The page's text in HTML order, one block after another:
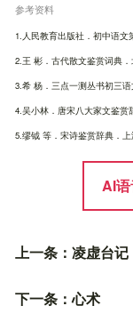
参考资料
1.人民教育出版社．初中语文
2.王 彬．古代散文鉴赏词典
3.希 杨．三点一测丛书初三
4.吴小林．唐宋八大家文鉴赏
5.缪钺 等．宋诗鉴赏辞典．
AI
上一条： 凌虚台记
下一条：心术